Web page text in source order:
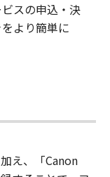
スの申込・決
より簡単に
え、「Canon